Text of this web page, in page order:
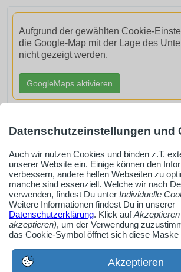
Aufgrund der gewählten Cookie-
die Google-Map mit der Lage des
nicht gezeigt werden.
GoogleMaps aktivieren
AdSense smARTe inArticle-Anzeige aktivieren
Ob Solo-Selbsständiger,
Industrieunternehmen
Erstelle jetzt ein gratis Firmenprofil für
jetzt registrieren
Datenschutzeinstellungen und
Auch wir nutzen Cookies und binden z.T.
unserer Website ein. Einige können den
verbessern, andere helfen Webseiten zu
manche sind essenziell. Welche wir nach
verwenden, findest Du unter Individuelle
Weitere Informationen findest Du in unserer
Datenschutzerklärung. Klick auf
akzeptieren), um der Verwendung
das Cookie-Symbol öffnet sich diese Maske
Akzeptieren